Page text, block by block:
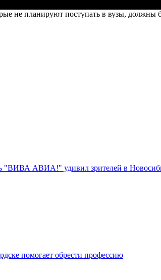
не планируют поступать в вузы, должны
"ВИВА АВИА!" удивил зрителей в
помогает обрести профессию